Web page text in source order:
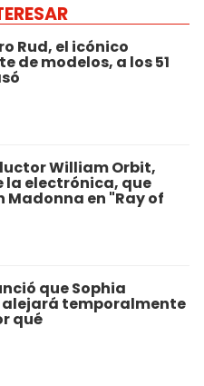
Rud, el icónico
de modelos, a los 51
William Orbit,
la electrónica, que
Madonna en "Ray of
que Sophia
alejará temporalmente
qué